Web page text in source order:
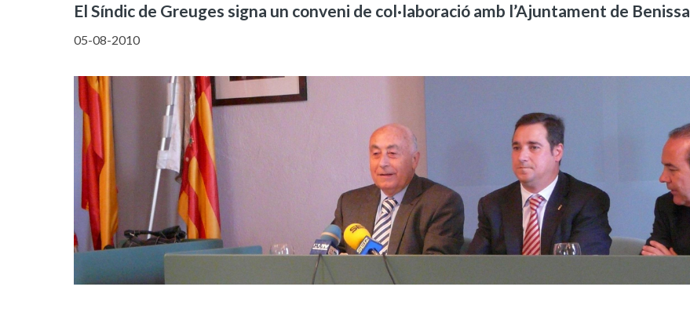
El Síndic de Greuges signa un conveni de col·laboració amb l’Ajuntament de Benissa
05-08-2010